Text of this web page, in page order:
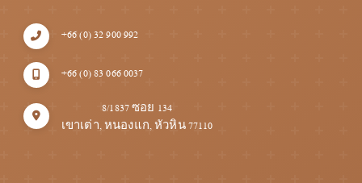
+66 (0) 32 900 992
+66 (0) 83 066 0037
8/1837 ซอย 134
เขาเต่า, หนองแก, หัวหิน 77110